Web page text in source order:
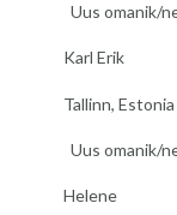
Uus omanik/
Karl Erik
Tallinn, Estonia
Uus omanik/
Helene